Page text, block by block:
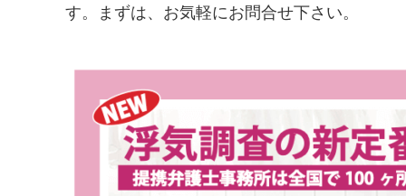
す。まずは、お気軽にお問合せ下さい。